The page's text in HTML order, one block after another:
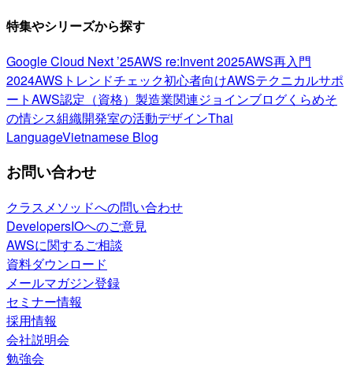
特集やシリーズから探す
Google Cloud Next ’25AWS re:Invent 2025AWS再入門
2024AWSトレンドチェック初心者向けAWSテクニカルサポ
ートAWS認定（資格） 製造業関連ジョインブログくらめそ
の情シス組織開発室の活動デザインThai
LanguageVietnamese Blog
お問い合わせ
クラスメソッドへの問い合わせ
DevelopersIOへのご意見
AWSに関するご相談
資料ダウンロード
メールマガジン登録
セミナー情報
採用情報
会社説明会
勉強会